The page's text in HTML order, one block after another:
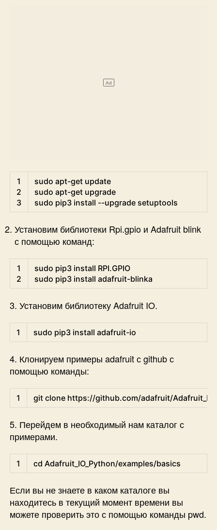
1
2
3
sudo apt-get update
sudo apt-get upgrade
sudo pip3 install --upgrade setuptools
Установим библиотеки Rpi.gpio и Adafruit blink
с помощью команд:
1
2
sudo pip3 install RPI.GPIO
sudo pip3 install adafruit-blinka
3. Установим библиотеку Adafruit IO.
1 sudo pip3 install adafruit-io
4. Клонируем примеры adafruit с github с
помощью команды:
Shell
1 git clone https://github.com/adafruit/
5. Перейдем в необходимый нам каталог с
примерами.
1 cd Adafruit_IO_Python/examples/basics
Если вы не знаете в каком каталоге вы
находитесь в текущий момент времени вы
можете проверить это с помощью команды pwd.